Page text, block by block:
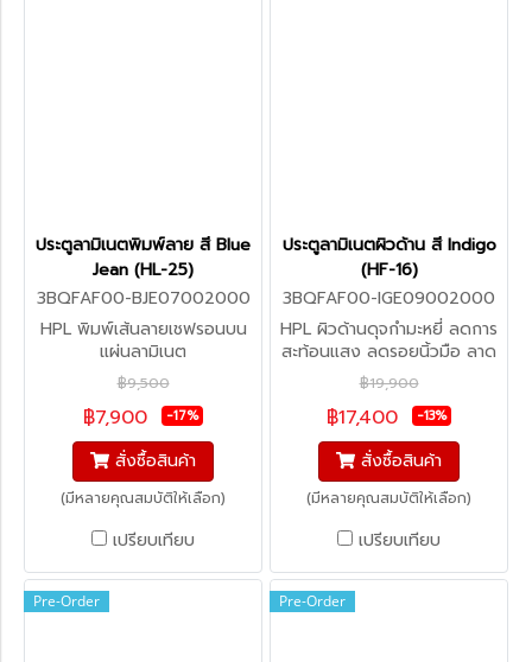
ประตูลามิเนตพิมพ์ลาย สี Blue
Jean (HL-25)
3BQFAF00-BJE07002000
HPL พิมพ์เส้นลายเชฟรอนบน
แผ่นลามิเนต
฿9,500
฿7,900 -17%
สั่งซื้อสินค้า
(มีหลายคุณสมบัติให้เลือก)
เปรียบเทียบ
ประตูลามิเนตผิวด้าน สี Indigo
(HF-16)
3BQFAF00-IGE09002000
HPL ผิวด้านดุจกำมะหยี่ ลดการ
สะท้อนแสง ลดรอยนิ้วมือ ลาด
การละสมแบคทีเรีย (สั่งผลิต)
฿19,900
฿17,400 -13%
สั่งซื้อสินค้า
(มีหลายคุณสมบัติให้เลือก)
เปรียบเทียบ
Pre-Order Pre-Order